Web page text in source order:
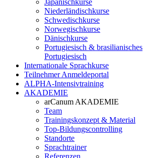
Japanischkurse
Niederländischkurse
Schwedischkurse
Norwegischkurse
Dänischkurse
Portugiesisch & brasilianisches
Portugiesisch
Internationale Sprachkurse
Teilnehmer Anmeldeportal
ALPHA-Intensivtraining
AKADEMIE
arCanum AKADEMIE
Team
Trainingskonzept & Material
Top-Bildungscontrolling
Standorte
Sprachtrainer
Referenzen